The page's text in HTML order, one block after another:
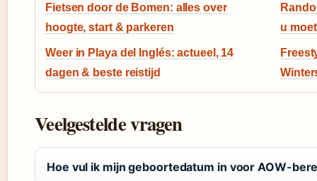
Fietsen door de Bomen: alles over
hoogte, start & parkeren
u
Weer in Playa del Inglés: actueel, 14
dagen & beste reistijd
Veelgestelde vragen
Hoe vul ik mijn geboortedatum in voor AOW-